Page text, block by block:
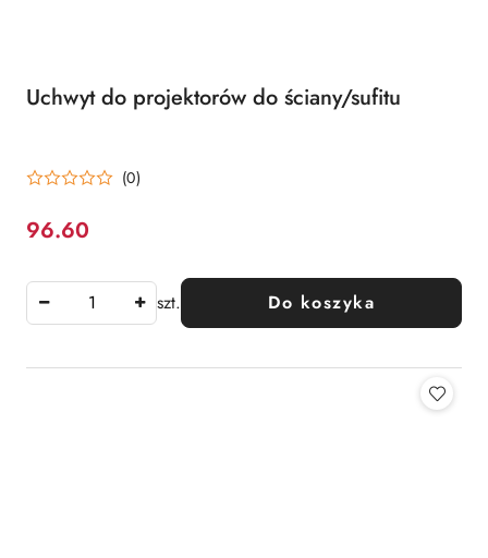
Uchwyt do projektorów do ściany/sufitu
(0)
Cena:
96.60
szt. Do koszyka